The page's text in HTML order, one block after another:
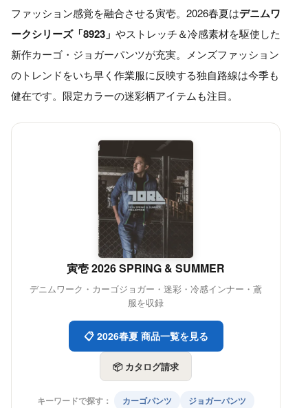
ファッション感覚を融合させる寅壱。2026春夏はデニムワ
ークシリーズ「8923」 やストレッチ＆冷感素材を駆使した
新作カーゴ・ジョガーパンツが充実。メンズファッション
のトレンドをいち早く作業服に反映する独自路線は今季も
健在です。限定カラーの迷彩柄アイテムも注目。
寅壱 2026 SPRING & SUMMER
デニムワーク・カーゴジョガー・迷彩・冷感インナー・鳶
服を収録
📋 2026春夏 商品一覧を見る
📦 カタログ請求
キーワードで探す： カーゴパンツ
ジョガーパンツ